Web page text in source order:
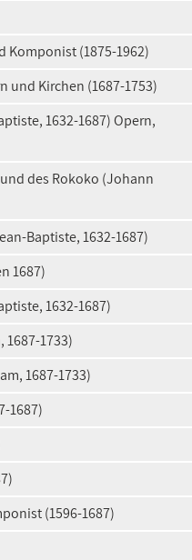
(1875-1962)
und Kirchen (1687-1753)
1632-1687) Opern,
des Rokoko (Johann
Baptiste, 1632-1687)
1687)
1632-1687)
1733)
1687-1733)
1687)
(1596-1687)